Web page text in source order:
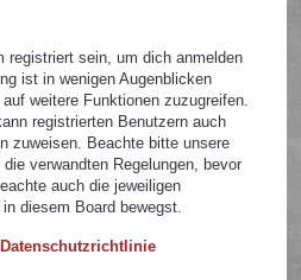
registriert sein, um dich anmelden
ist in wenigen Augenblicken
weitere Funktionen zuzugreifen.
registrierten Benutzern auch
zuweisen. Beachte bitte unsere
verwandten Regelungen, bevor
auch die jeweiligen
diesem Board bewegst.
Datenschutzrichtlinie